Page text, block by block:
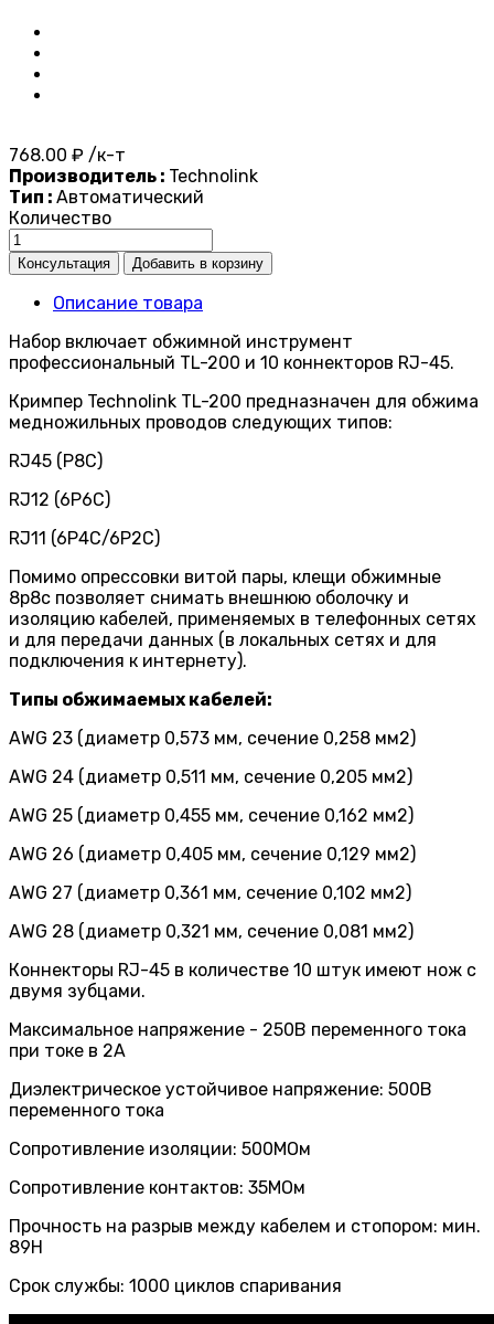
768.00 ₽ /к-т
Производитель : Technolink
Тип : Автоматический
Количество
Описание товара
Набор включает обжимной инструмент
профессиональный TL-200 и 10 коннекторов RJ-45.
Кримпер Technolink TL-200 предназначен для обжима
медножильных проводов следующих типов:
RJ45 (P8C)
RJ12 (6P6C)
RJ11 (6P4C/6P2C)
Помимо опрессовки витой пары, клещи обжимные
8p8c позволяет снимать внешнюю оболочку и
изоляцию кабелей, применяемых в телефонных сетях
и для передачи данных (в локальных сетях и для
подключения к интернету).
Типы обжимаемых кабелей:
AWG 23 (диаметр 0,573 мм, сечение 0,258 мм2)
AWG 24 (диаметр 0,511 мм, сечение 0,205 мм2)
AWG 25 (диаметр 0,455 мм, сечение 0,162 мм2)
AWG 26 (диаметр 0,405 мм, сечение 0,129 мм2)
AWG 27 (диаметр 0,361 мм, сечение 0,102 мм2)
AWG 28 (диаметр 0,321 мм, сечение 0,081 мм2)
Коннекторы RJ-45 в количестве 10 штук имеют нож с
двумя зубцами.
Максимальное напряжение - 250В переменного тока
при токе в 2А
Диэлектрическое устойчивое напряжение: 500В
переменного тока
Сопротивление изоляции: 500МОм
Сопротивление контактов: 35МОм
Прочность на разрыв между кабелем и стопором: мин.
89Н
Срок службы: 1000 циклов спаривания